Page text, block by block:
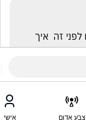
צבע אדום אישי